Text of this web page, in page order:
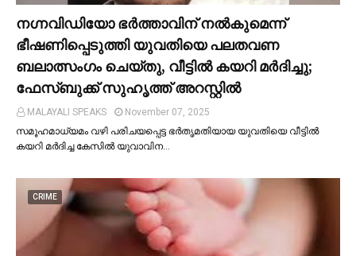
നഗ്നവിഡിയോ ഭര്‍ത്താവിന് നല്‍കുമെന്ന്
ഭീഷണിപ്പെടുത്തി യുവതിയെ പലതവണ
ബലാത്സംഗം ചെയ്തു, വീട്ടില്‍ കയറി മര്‍ദിച്ചു;
ഫേസ്ബുക്ക് സുഹൃത്ത് അറസ്റ്റില്‍
MALAYALI SPEAKS
November 07, 2025
സമൂഹമാധ്യമം വഴി പരിചയപ്പെട്ട ഭർതൃമതിയായ യുവതിയെ വീട്ടില്‍
കയറി മർദിച്ച കേസില്‍ യുവാവിന…
CRIME